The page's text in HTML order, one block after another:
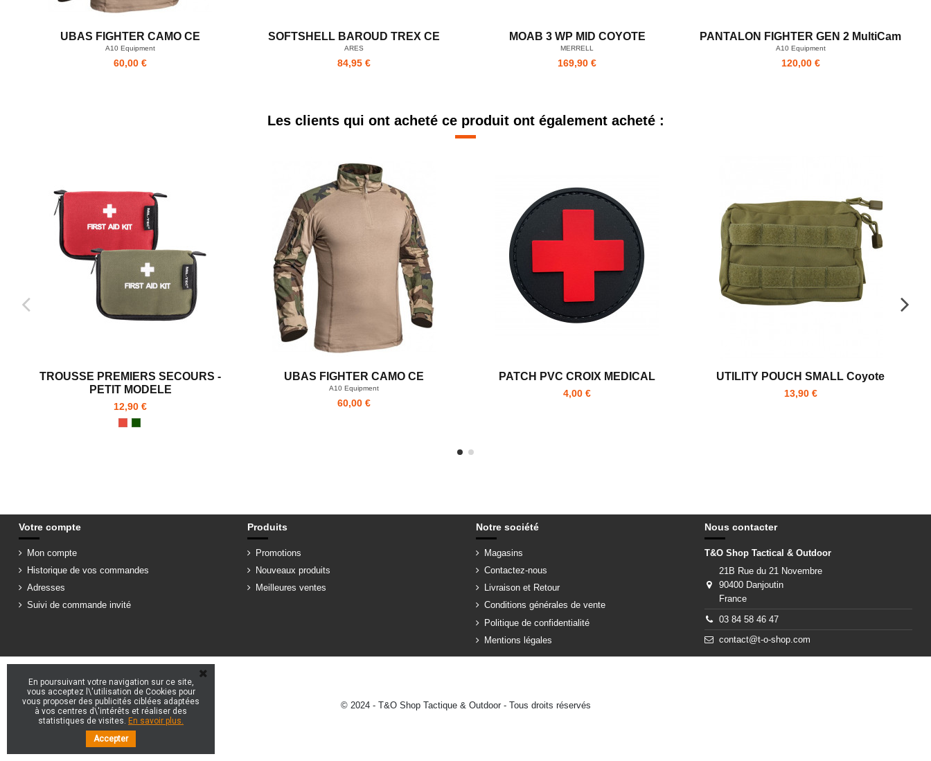
UBAS FIGHTER CAMO CE
A10 Equipment
60,00 €
SOFTSHELL BAROUD TREX CE
ARES
84,95 €
MOAB 3 WP MID COYOTE
MERRELL
169,90 €
PANTALON FIGHTER GEN 2 MultiCam
A10 Equipment
120,00 €
Les clients qui ont acheté ce produit ont également acheté :
TROUSSE PREMIERS SECOURS -
PETIT MODELE
12,90 €
UBAS FIGHTER CAMO CE
A10 Equipment
60,00 €
PATCH PVC CROIX MEDICAL
4,00 €
UTILITY POUCH SMALL Coyote
13,90 €
Votre compte
Mon compte
Historique de vos commandes
Adresses
Suivi de commande invité
Produits
Promotions
Nouveaux produits
Meilleures ventes
Notre société
Magasins
Contactez-nous
Livraison et Retour
Conditions générales de vente
Politique de confidentialité
Mentions légales
Nous contacter
T&O Shop Tactical & Outdoor
21B Rue du 21 Novembre
90400 Danjoutin
France
03 84 58 46 47
contact@t-o-shop.com
© 2024 - T&O Shop Tactique & Outdoor - Tous droits réservés
En poursuivant votre navigation sur ce site,
vous acceptez l\'utilisation de Cookies pour
vous proposer des publicités ciblées adaptées
à vos centres d\'intérêts et réaliser des
statistiques de visites. En savoir plus.
Accepter